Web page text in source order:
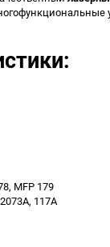
MFP 179
117A